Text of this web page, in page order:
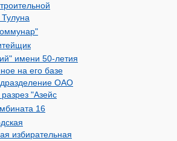
имени 50-летия
на его базе
ОАО
"Азейс
16
избирательная